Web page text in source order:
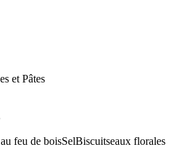
et Pâtes
feu de boisSelBiscuitseaux florales